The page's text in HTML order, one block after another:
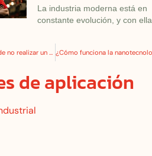
La industria moderna está en
constante evolución, y con ella,
Consecuencias de no realizar un mantenimiento preventivo
de aplicación